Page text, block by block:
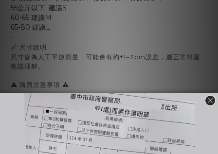
55公斤以下 建議S
60-65 建議M
65-80 建議L
-
📏 尺寸說明
尺寸皆為人工平放測量，可能會有約±1–3cm誤差，屬正常範圍，
敬請理解。
⚠️ 購買注意事項 ⚠️
➊ 代購商品屬於 『客製給付』 不適用七日鑑賞期，亦不接受退換
【請勿隨意取消訂單】，下單前請務必確認清楚哦！
➋ 預購商品可能會遇到「缺貨、斷貨」等情況
若遇上述的狀況，將會透過官網訂單訊息或電話通知，再麻煩下
單後多多留意訊息~